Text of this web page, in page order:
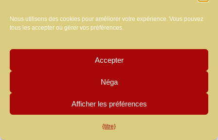
Nous utilisons des cookies pour améliorer votre expérience. Vous pouvez
tous les accepter ou gérer vos préférences.
Accepter
Néga
Afficher les préférences
{titre}
sacrements), et communion avec la
gouvernance hiérarchique de l’Église (
lien de communion). C'est ce troisième lien
que le schisme rompt. Alors que l'apostasie
liens, l'hérésie brise seule le lien de la foi.
Schisme, par contre, brise la communion
hiérarchique en rejetant la soumission au
Pontife romain et à la structure visible de